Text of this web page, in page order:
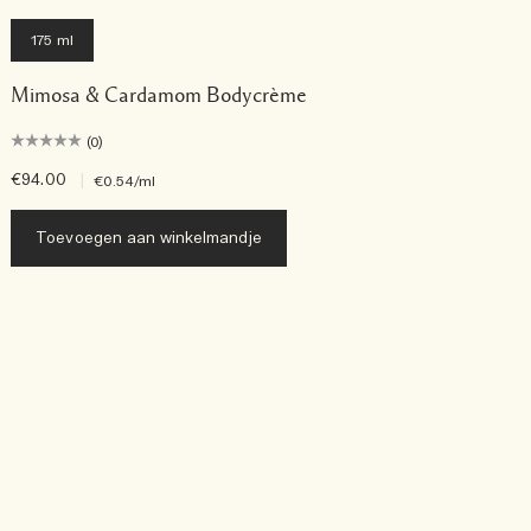
175 ml
Mimosa & Cardamom Bodycrème
(0)
€94.00 €0.54/ml
Toevoegen aan winkelmandje